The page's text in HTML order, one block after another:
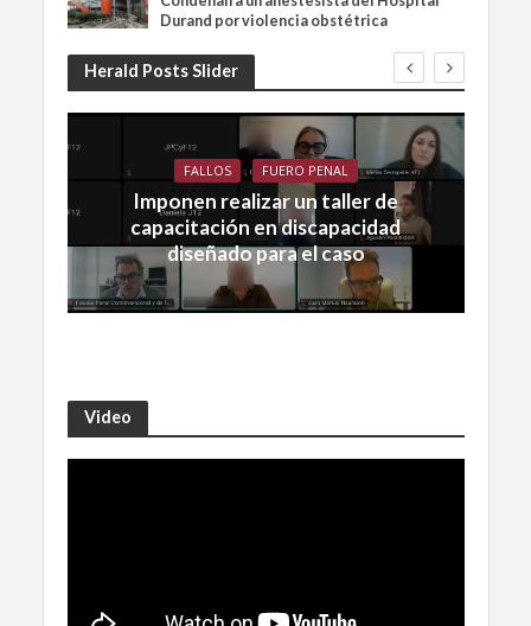
Durand por violencia obstétrica
Herald Posts Slider
FALLOS FUERO PENAL
Imponen realizar un taller de
capacitación en discapacidad
diseñado para el caso
Video